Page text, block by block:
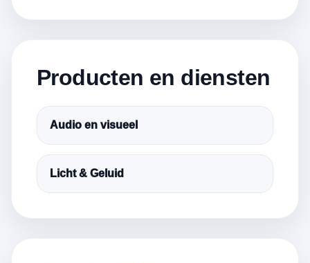
Producten en diensten
Audio en visueel
Licht & Geluid